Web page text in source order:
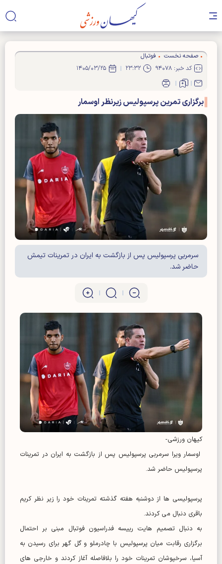
صفحه نخست
فوتبال
کد خبر: ۹۴۰۷۸
۲۳:۳۲ ۱۴۰۵/۰۳/۲۵
برگزاری تمرین پرسپولیس زیرنظر اوسمار
سرمربی پرسپولیس پس از بازگشت به ایران در تمرینات تیمش
حاضر شد.
کیهان ورزشی-
اوسمار ویرا سرمربی پرسپولیس پس از بازگشت به ایران در تمرینات
پرسپولیس حاضر شد.
پرسپولیسی ها از دوشنبه هفته گذشته تمرینات خود را زیر نظر کریم
باقری دنبال می کردند.
به دنبال تصمیم هایت رییسه فدراسیون فوتبال مبنی بر احتمال
برگزاری رقابت میان پرسپولیس با چادرملو و گل گهر برای رسیدن به
آسیا، سرخپوشان تمرینات خود را بلافاصله آغاز کردند و خارجی های